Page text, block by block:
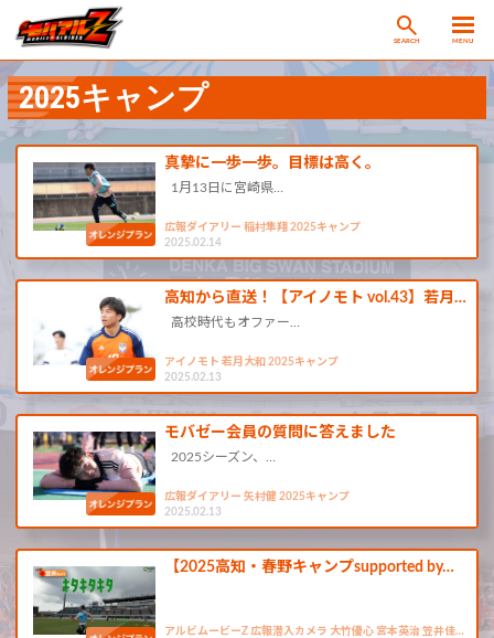
SEARCH MENU
2025キャンプ
真摯に一歩一歩。目標は高く。
1月13日に宮崎県…
広報ダイアリー 稲村隼翔 2025キャンプ
2025.02.14
高知から直送！【アイノモト vol.43】若月…
高校時代もオファー…
アイノモト 若月大和 2025キャンプ
2025.02.13
モバゼー会員の質問に答えました
2025シーズン、…
広報ダイアリー 矢村健 2025キャンプ
2025.02.13
【2025高知・春野キャンプsupported by…
アルビムービーZ 広報潜入カメラ 大竹優心 宮本英治 笠井佳…